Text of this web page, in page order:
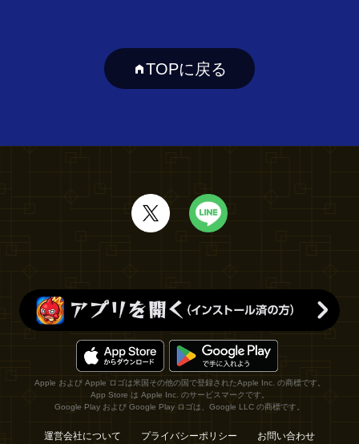
TOPに戻る
Apple および Apple ロゴは米国その他の国で登録されたApple Inc. の商標です。
App Store は Apple Inc. のサービスマークです。
Google Play および Google Play ロゴは、Google LLC の商標です。
運営会社について プライバシーポリシー お問い合わせ